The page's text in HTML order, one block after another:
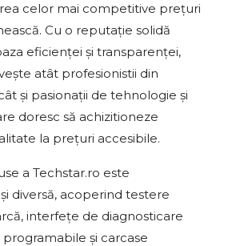
celor mai competitive prețuri
Cu o reputație solidă
eficienței și transparenței,
atât profesionistii din
și pasionații de tehnologie și
doresc să achizitioneze
la prețuri accesibile.
a Techstar.ro este
diversă, acoperind testere
interfețe de diagnosticare
și carcase